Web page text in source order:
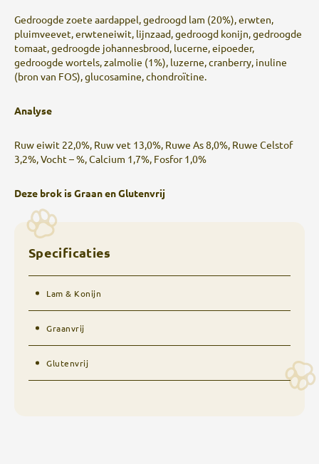
Gedroogde zoete aardappel, gedroogd lam (20%), erwten,
pluimveevet, erwteneiwit, lijnzaad, gedroogd konijn, gedroogde
tomaat, gedroogde johannesbrood, lucerne, eipoeder,
gedroogde wortels, zalmolie (1%), luzerne, cranberry, inuline
(bron van FOS), glucosamine, chondroïtine.
Analyse
Ruw eiwit 22,0%, Ruw vet 13,0%, Ruwe As 8,0%, Ruwe Celstof
3,2%, Vocht – %, Calcium 1,7%, Fosfor 1,0%
Deze brok is Graan en Glutenvrij
Specificaties
Lam & Konijn
Graanvrij
Glutenvrij